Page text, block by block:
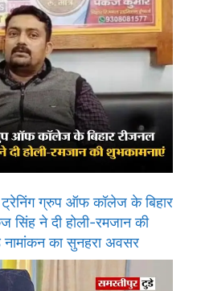
ट्रेनिंग ग्रुप ऑफ कॉलेज के बिहार
सिंह ने दी होली-रमजान की
का सुनहरा अवसर